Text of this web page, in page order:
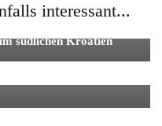
interessant...
südlichen Kroatien